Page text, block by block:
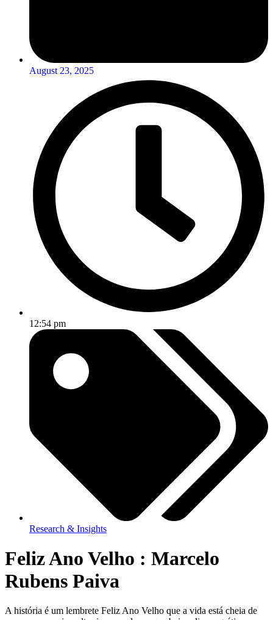
August 23, 2025
12:54 pm
Research & Insights
Feliz Ano Velho : Marcelo
Rubens Paiva
A história é um lembrete Feliz Ano Velho que a vida está cheia de